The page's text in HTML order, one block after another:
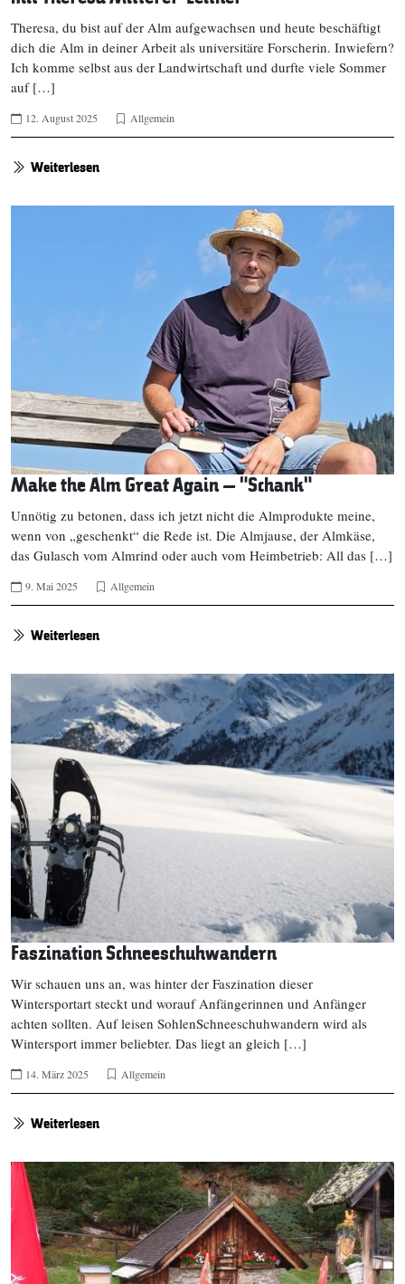
Theresa, du bist auf der Alm aufgewachsen und heute beschäftigt
dich die Alm in deiner Arbeit als universitäre Forscherin. Inwiefern?
Ich komme selbst aus der Landwirtschaft und durfte viele Sommer
auf […]
12. August 2025 Allgemein
Weiterlesen
Make the Alm Great Again – “Schank”
Unnötig zu betonen, dass ich jetzt nicht die Almprodukte meine,
wenn von „geschenkt“ die Rede ist. Die Almjause, der Almkäse,
das Gulasch vom Almrind oder auch vom Heimbetrieb: All das […]
9. Mai 2025 Allgemein
Weiterlesen
Faszination Schneeschuhwandern
Wir schauen uns an, was hinter der Faszination dieser
Wintersportart steckt und worauf Anfängerinnen und Anfänger
achten sollten. Auf leisen SohlenSchneeschuhwandern wird als
Wintersport immer beliebter. Das liegt an gleich […]
14. März 2025 Allgemein
Weiterlesen